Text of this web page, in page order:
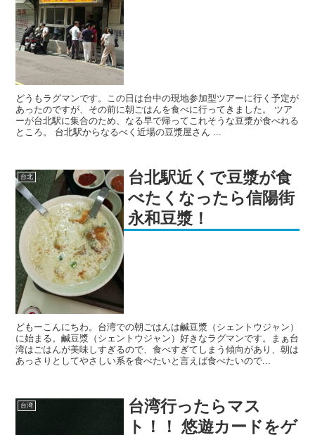
どうもラグマンです。この日は台中の現地参加型ツアーに行く予定が
あったのですが、その前に朝ごはんを食べに行ってきました。 ツア
ーが台北駅に集合のため、なる早で帰ってこれそうな豆漿が食べれる
ところ。 台北駅からなるべく近場の豆漿屋さん ...
台北
台北駅近くで豆漿が食
べたくなったら信陽街
永和豆漿！
どもーこんにちわ。台湾での朝ごはんは鹹豆漿（シェントウジャン）
に始まる。鹹豆漿（シェントウジャン）好きなラグマンです。まぁ台
湾はごはんが美味しすぎるので、食べすぎてしまう傾向があり、朝は
あっさりとしてやさしい系を食べたいと言えば食べたいので...
台湾
台湾行ったらマス
ト！！ 悠遊カードをゲ